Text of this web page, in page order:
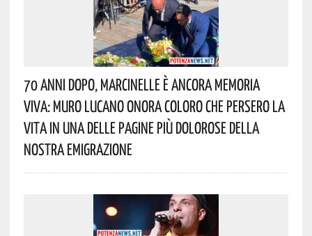
70 Anni Dopo, Marcinelle È Ancora Memoria
Viva: Muro Lucano Onora Coloro Che Persero La
Vita In Una Delle Pagine Più Dolorose Della
Nostra Emigrazione